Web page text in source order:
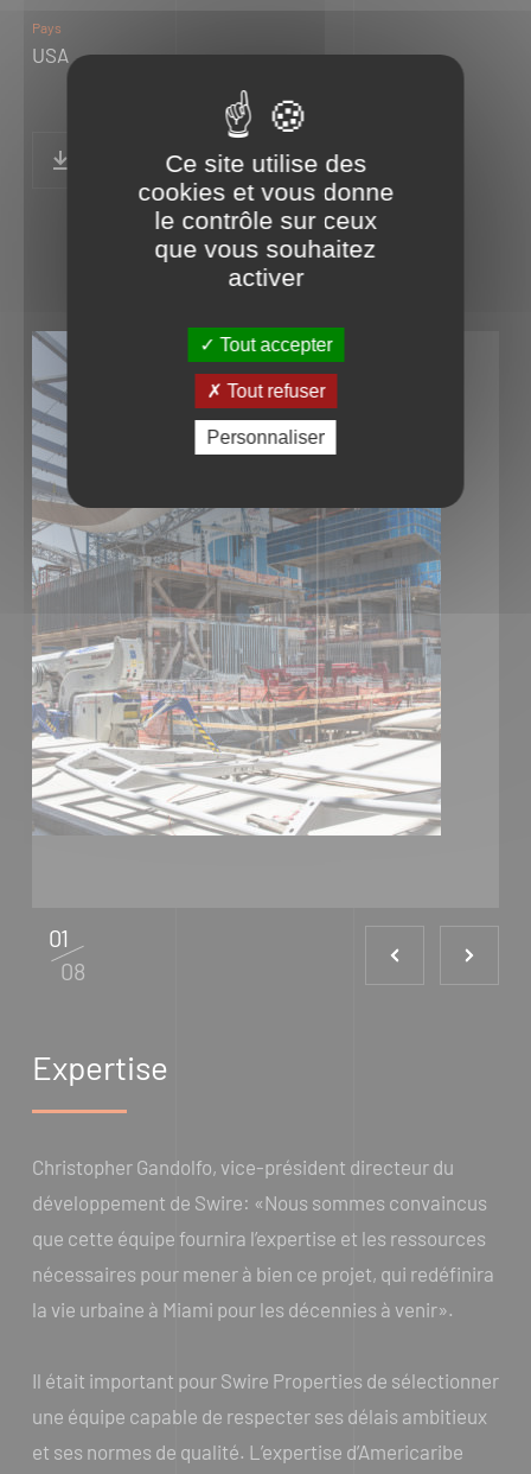
Pays
USA
01
08
Expertise
Christopher Gandolfo, vice-président directeur du
développement de Swire: «Nous sommes convaincus
que cette équipe fournira l’expertise et les ressources
nécessaires pour mener à bien ce projet, qui redéfinira
la vie urbaine à Miami pour les décennies à venir».
Il était important pour Swire Properties de sélectionner
une équipe capable de respecter ses délais ambitieux
et ses normes de qualité. L’expertise d’Americaribe
Ce site utilise des
cookies et vous donne
le contrôle sur ceux
que vous souhaitez
activer
Tout accepter
Tout refuser
Personnaliser